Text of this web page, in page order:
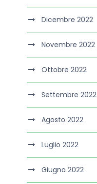
Dicembre 2022
Novembre 2022
Ottobre 2022
Settembre 2022
Agosto 2022
Luglio 2022
Giugno 2022